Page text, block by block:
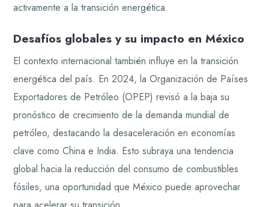
activamente a la transición energética.
Desafíos globales y su impacto en México
El contexto internacional también influye en la transición
energética del país. En 2024, la Organización de Países
Exportadores de Petróleo (OPEP) revisó a la baja su
pronóstico de crecimiento de la demanda mundial de
petróleo, destacando la desaceleración en economías
clave como China e India. Esto subraya una tendencia
global hacia la reducción del consumo de combustibles
fósiles, una oportunidad que México puede aprovechar